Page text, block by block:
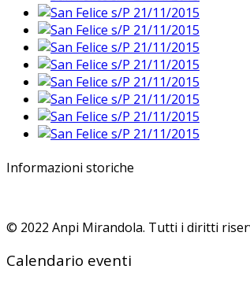
Informazioni storiche
© 2022 Anpi Mirandola. Tutti i diritti
Calendario eventi